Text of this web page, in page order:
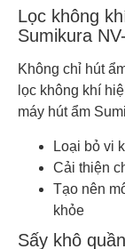
Lọc không
Sumikura
Không chỉ hút
lọc không khí
máy hút ẩm
Loại bỏ vi
Cải thiện
Tạo nên
khỏe
Sấy khô